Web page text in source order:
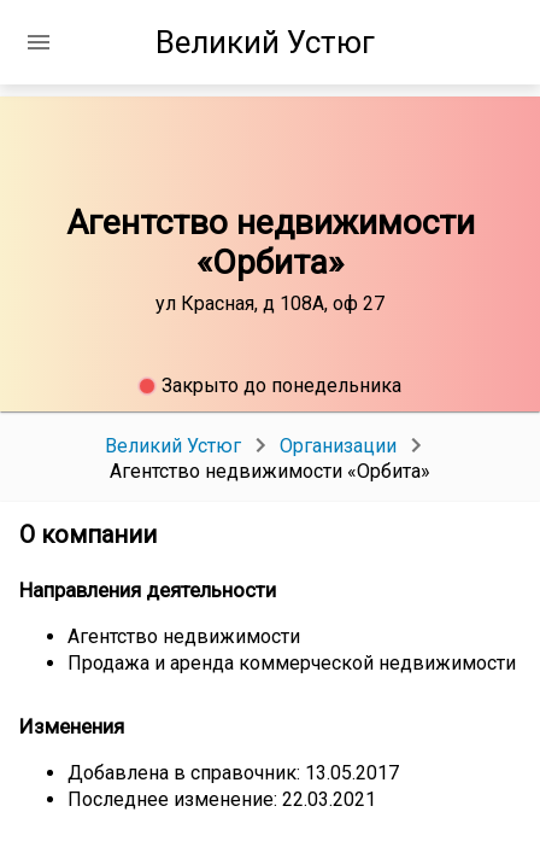
Великий Устюг
Агентство недвижимости
«Орбита»
ул Красная, д 108А, оф 27
Закрыто до понедельника
Великий Устюг
Организации
Агентство недвижимости «Орбита»
О компании
Направления деятельности
Агентство недвижимости
Продажа и аренда коммерческой недвижимости
Изменения
Добавлена в справочник: 13.05.2017
Последнее изменение: 22.03.2021